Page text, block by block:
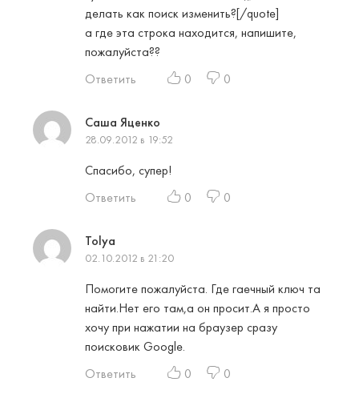
делать как поиск изменить?[/quote]
а где эта строка находится, напишите,
пожалуйста??
Ответить
0 0
Саша Яценко
28.09.2012 в 19:52
Спасибо, супер!
Ответить
0 0
Tolya
02.10.2012 в 21:20
Помогите пожалуйста. Где гаечный ключ та
найти.Нет его там,а он просит.А я просто
хочу при нажатии на браузер сразу
поисковик Google.
Ответить
0 0